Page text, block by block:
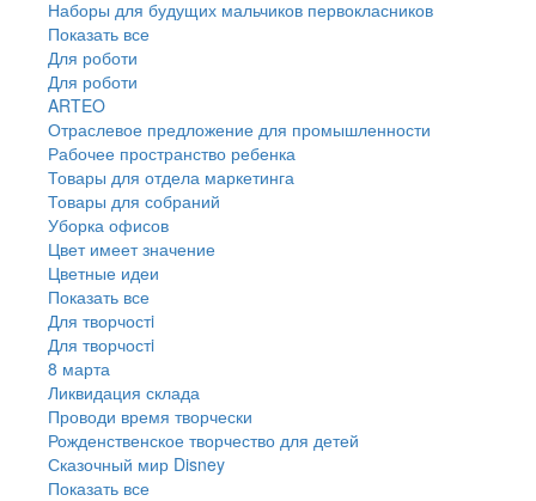
Наборы для будущих мальчиков первокласников
Показать все
Для роботи
Для роботи
ARTEO
Отраслевое предложение для промышленности
Рабочее пространство ребенка
Товары для отдела маркетинга
Товары для собраний
Уборка офисов
Цвет имеет значение
Цветные идеи
Показать все
Для творчостi
Для творчостi
8 марта
Ликвидация склада
Проводи время творчески
Рожденственское творчество для детей
Сказочный мир Disney
Показать все